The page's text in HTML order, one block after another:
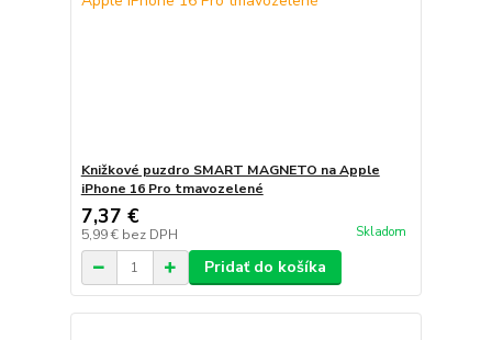
Knižkové puzdro SMART MAGNETO na Apple
iPhone 16 Pro tmavozelené
7,37 €
5,99 € bez DPH Skladom
Pridať do košíka